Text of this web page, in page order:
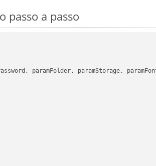
passo a passo
paramFolder, paramStorage,